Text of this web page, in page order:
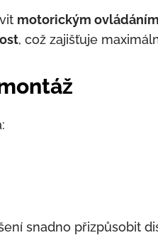
motorickým ovládáním
, což zajišťuje
snadno přizpůsobit